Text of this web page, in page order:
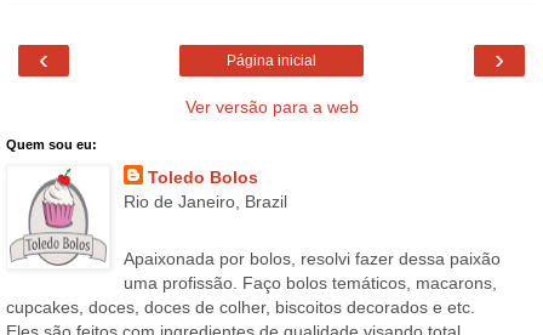
‹ ›
Página inicial
Ver versão para a web
Quem sou eu:
Toledo Bolos
Rio de Janeiro, Brazil
Apaixonada por bolos, resolvi fazer dessa paixão
uma profissão. Faço bolos temáticos, macarons,
cupcakes, doces, doces de colher, biscoitos decorados e etc.